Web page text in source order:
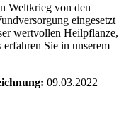
Weltkrieg von den
eingesetzt
wertvollen Heilpflanze,
erfahren Sie in unserem
09.03.2022